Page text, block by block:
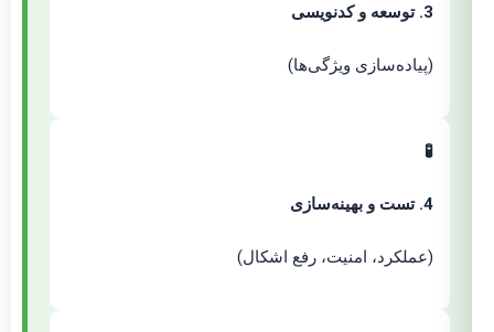
3. توسعه و کدنویسی
(پیاده‌سازی ویژگی‌ها)
🧪
4. تست و بهینه‌سازی
(عملکرد، امنیت، رفع اشکال)